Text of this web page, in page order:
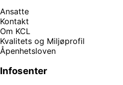
Ansatte
Kontakt
Om KCL
Kvalitets og Miljøprofil
Åpenhetsloven
Infosenter